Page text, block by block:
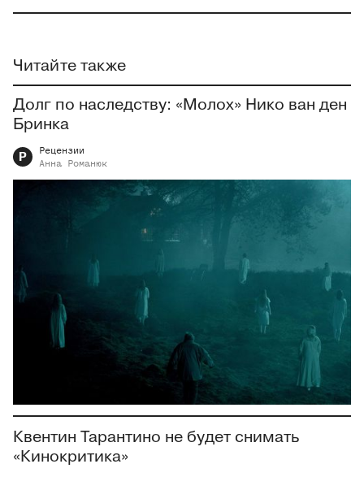
Читайте также
Долг по наследству: «Молох» Нико ван ден
Бринка
Р
Рецензии
Анна
Романюк
Квентин Тарантино не будет снимать
«Кинокритика»